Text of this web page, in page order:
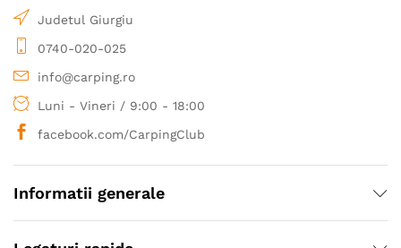
Judetul Giurgiu
0740-020-025
info@carping.ro
Luni - Vineri / 9:00 - 18:00
facebook.com/CarpingClub
Informatii generale